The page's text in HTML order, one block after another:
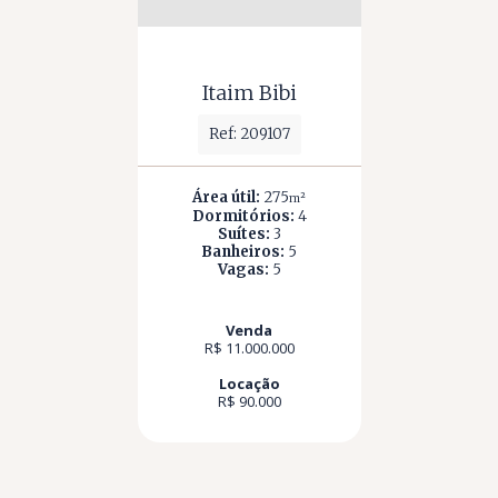
Itaim Bibi
Ref: 209107
Área útil: 275m²
Dormitórios: 4
Suítes: 3
Banheiros: 5
Vagas: 5
Venda
R$ 11.000.000
Locação
R$ 90.000